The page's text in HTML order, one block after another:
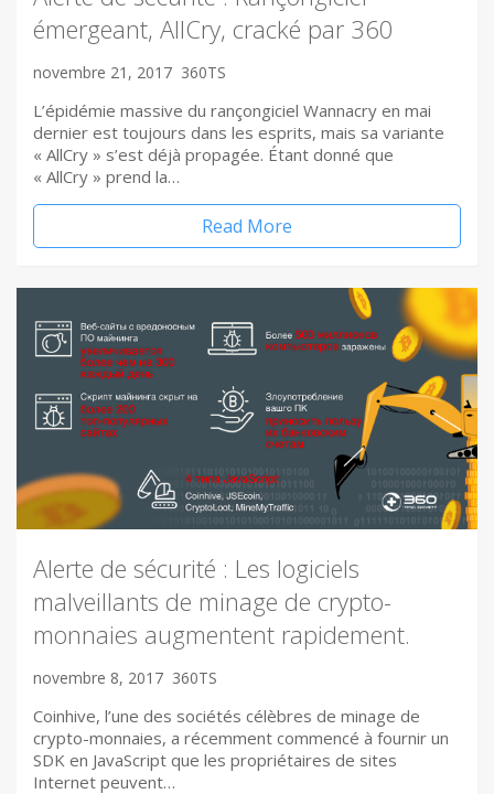
émergeant, AllCry, cracké par 360
novembre 21, 2017 360TS
L’épidémie massive du rançongiciel Wannacry en mai
dernier est toujours dans les esprits, mais sa variante
« AllCry » s’est déjà propagée. Étant donné que
« AllCry » prend la…
Read More
Alerte de sécurité : Les logiciels
malveillants de minage de crypto-
monnaies augmentent rapidement.
novembre 8, 2017 360TS
Coinhive, l’une des sociétés célèbres de minage de
crypto-monnaies, a récemment commencé à fournir un
SDK en JavaScript que les propriétaires de sites
Internet peuvent…